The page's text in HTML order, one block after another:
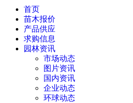
首页
苗木报价
产品供应
求购信息
园林资讯
市场动态
图片资讯
国内资讯
企业动态
环球动态